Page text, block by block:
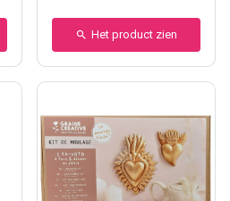
Het product zien